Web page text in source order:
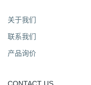
关于我们
联系我们
产品询价